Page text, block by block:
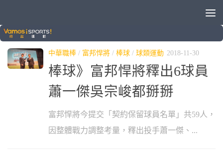
標籤：悍將
中華職棒 / 富邦悍將 / 棒球 / 球類運動 2018-11-30
棒球》富邦悍將釋出6球員
蕭一傑吳宗峻都掰掰
富邦悍將今提交「契約保留球員名單」共59人，
因整體戰力調整考量，釋出投手蕭一傑、...